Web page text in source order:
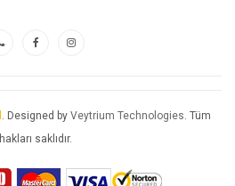
. Designed by Veytrium Technologies. Tüm
hakları saklıdır.